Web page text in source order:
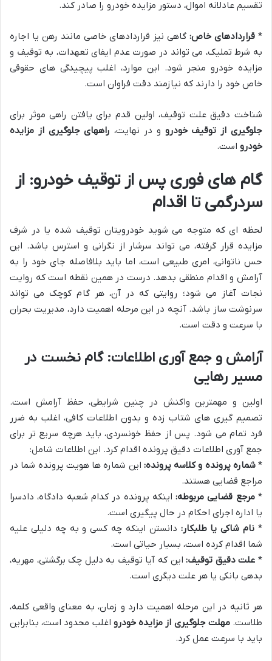
تقسیم عادلانه اموال، دستور مزایده خودرو را صادر کند.
* قراردادهای خاص: گاهی نیز قراردادهای خاصی مانند رهن یا اجاره
به شرط تملیک، می تواند در صورت عدم ایفای تعهدات، به توقیف و
مزایده خودرو منجر شود. این موارد، اغلب پیچیدگی های حقوقی
خاص خود را دارند که نیازمند دقت فراوان است.
شناخت دقیق علت توقیف، اولین قدم برای یافتن راهی موثر برای
جلوگیری از توقیف خودرو و در نهایت، راههای جلوگیری از مزایده
خودرو است.
گام های فوری پس از توقیف خودرو: از
سردرگمی تا اقدام
لحظه ای که متوجه می شوید خودرویتان توقیف شده یا در شرف
مزایده قرار گرفته، می تواند سرشار از نگرانی و استرس باشد. این
حس ناتوانی، امری طبیعی است، اما باید بلافاصله جای خود را به
آرامش و اقدام منطقی بدهد. درست در همین نقطه است که روایت
نجات آغاز می شود؛ روایتی که در آن، هر گام کوچک می تواند
سرنوشت ساز باشد. آنچه در این مرحله اهمیت دارد، مدیریت بحران
با سرعت و دقت است.
آرامش و جمع آوری اطلاعات: گام نخست در
مسیر رهایی
اولین و مهمترین واکنش در چنین شرایطی، حفظ آرامش است.
تصمیم گیری های شتاب زده و بدون اطلاعات کافی، اغلب به ضرر
فرد تمام می شود. پس از حفظ خونسردی، باید هرچه سریع تر برای
جمع آوری اطلاعات دقیق پرونده اقدام کرد. این اطلاعات شامل:
*شماره پرونده و کلاسه پرونده: این شماره ها هویت پرونده شما در
مراجع قضایی هستند.
*مرجع قضایی مربوطه:اینکه پرونده در کدام شعبه دادگاه، دادسرا
یا اداره اجرای احکام در حال پیگیری است.
* نام شاکی یا طلبکار: دانستن اینکه چه کسی و به چه دلیلی علیه
شما اقدام کرده است، بسیار حیاتی است.
* علت دقیق توقیف:این که آیا توقیف به دلیل چک برگشتی، مهریه،
بدهی بانکی یا هر علت دیگری است.
هر ثانیه در این مرحله اهمیت دارد و زمان، به معنای واقعی کلمه،
طلاست.مهلت جلوگیری از مزایده خودرو اغلب محدود است، بنابراین
باید با سرعت عمل کرد.